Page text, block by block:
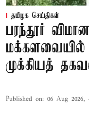
தமிழக செய்திகள்
பரந்தூர்
மக்களவையில்
முக்கியத்
Published on: 06 Aug 2026,